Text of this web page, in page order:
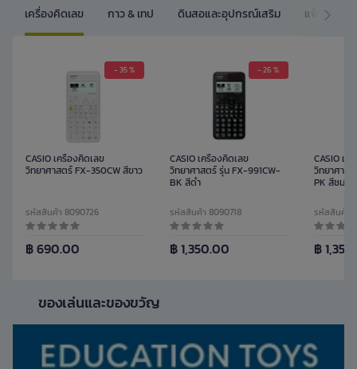
เครื่องคิดเลข กาว & เทป ดินสอและอุปกรณ์เสริม แฟ้ม และ ซ
- 35 %
CASIO เครื่องคิดเลข
วิทยาศาสตร์ FX-350CW สีขาว
รหัสสินค้า 8090726
฿ 690.00
- 26 %
CASIO เครื่องคิดเลข
วิทยาศาสตร์ รุ่น FX-991CW-
BK สีดำ
รหัสสินค้า 8090718
฿ 1,350.00
CASIO เค
วิทยาศาส
PK สีชมพู
รหัสสินค้า
฿
ของเล่นและของขวัญ